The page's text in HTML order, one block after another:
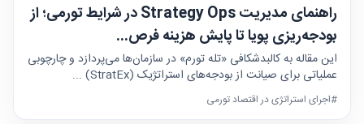
راهنمای مدیریت Strategy Ops در شرایط تورمی؛ از
بودجه‌ریزی پویا تا پایش هزینه فرص...
این مقاله به کالبدشکافی «تله تورم» در سازمان‌ها می‌پردازد و چارچوبی
عملیاتی برای صیانت از بودجه‌های استراتژیک (StratEx) ...
#اجرای استراتژی در اقتصاد تورمی